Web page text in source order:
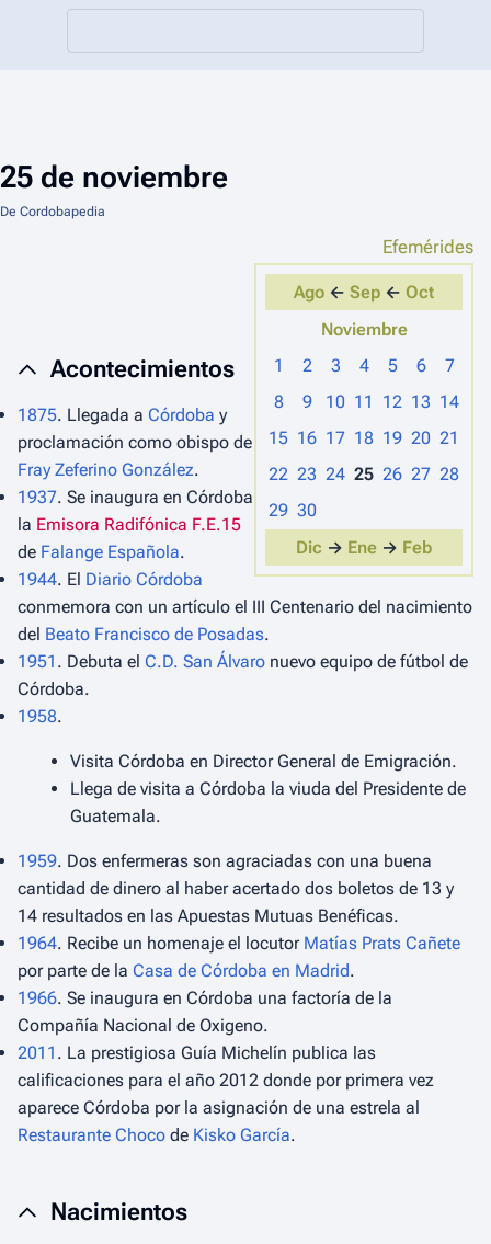
25 de noviembre
De Cordobapedia
Efemérides
Ago ← Sep ← Oct
Noviembre
1
2 3 4 5 6
7
8
9 10 11 12 13 14
15 16 17 18 19 20 21
22 23 24 25 26 27 28
29 30
Dic → Ene → Feb
Acontecimientos
1875. Llegada a Córdoba y
proclamación como obispo de
Fray Zeferino González.
1937. Se inaugura en Córdoba
la Emisora Radifónica F.E.15
de Falange Española.
1944. El Diario Córdoba
conmemora con un artículo el III Centenario del nacimiento
del Beato Francisco de Posadas.
1951 . Debuta el C.D. San Álvaro nuevo equipo de fútbol de
Córdoba.
1958.
Visita Córdoba en Director General de Emigración.
Llega de visita a Córdoba la viuda del Presidente de
Guatemala.
1959. Dos enfermeras son agraciadas con una buena
cantidad de dinero al haber acertado dos boletos de 13 y
14 resultados en las Apuestas Mutuas Benéficas.
1964. Recibe un homenaje el locutor Matías Prats Cañete
por parte de la Casa de Córdoba en Madrid.
1966. Se inaugura en Córdoba una factoría de la
Compañía Nacional de Oxigeno.
2011 . La prestigiosa Guía Michelín publica las
calificaciones para el año 2012 donde por primera vez
aparece Córdoba por la asignación de una estrela al
Restaurante Choco de Kisko García.
Nacimientos